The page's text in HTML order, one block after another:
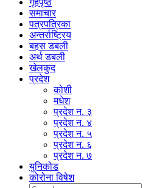
गृहपृष्‍ठ
समाचार
पत्रपत्रिका
अन्तर्राष्ट्रिय
बहस डबली
अर्थ डबली
खेलकुद
प्रदेश
कोशी
मधेश
प्रदेश न. ३
प्रदेश न. ४
प्रदेश न. ५
प्रदेश न. ६
प्रदेश न. ७
युनिकोड
कोरोना विषेश